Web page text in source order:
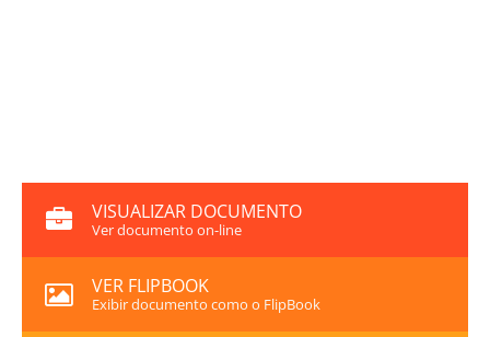
VISUALIZAR DOCUMENTO
Ver documento on-line
VER FLIPBOOK
Exibir documento como o FlipBook